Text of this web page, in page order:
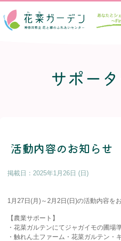
サポー
活動内容のお知ら
掲載日：2025年1月26日 (日)
1月27日(月)～2月2日(日)の活動内容を
【農業サポート】
・花菜ガルテンにてジャガイモの圃場
・触れん土ファーム・花菜ガルテン・